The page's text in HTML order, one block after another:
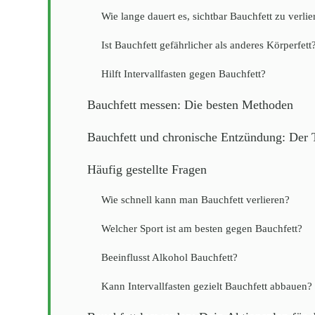
Wie lange dauert es, sichtbar Bauchfett zu
Ist Bauchfett gefährlicher als anderes Körperfett?
Hilft Intervallfasten gegen Bauchfett?
Bauchfett messen: Die besten Methoden
Bauchfett und chronische Entzündung: Der
Häufig gestellte Fragen
Wie schnell kann man Bauchfett verlieren?
Welcher Sport ist am besten gegen Bauchfett?
Beeinflusst Alkohol Bauchfett?
Kann Intervallfasten gezielt Bauchfett abbauen?